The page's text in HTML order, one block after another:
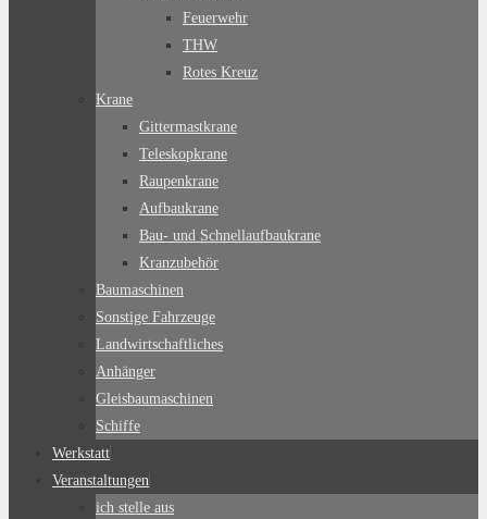
Feuerwehr
THW
Rotes Kreuz
Krane
Gittermastkrane
Teleskopkrane
Raupenkrane
Aufbaukrane
Bau- und Schnellaufbaukrane
Kranzubehör
Baumaschinen
Sonstige Fahrzeuge
Landwirtschaftliches
Anhänger
Gleisbaumaschinen
Schiffe
Werkstatt
Veranstaltungen
ich stelle aus